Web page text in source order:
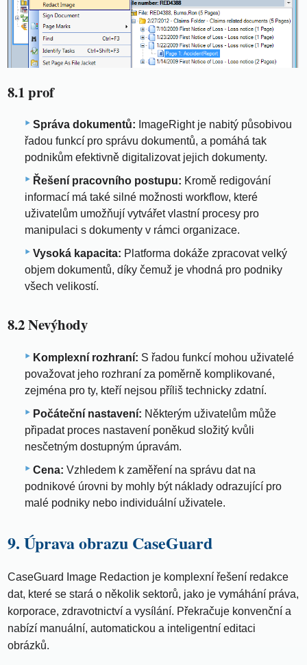
8.1 prof
Správa dokumentů: ImageRight je nabitý působivou
řadou funkcí pro správu dokumentů, a pomáhá tak
podnikům efektivně digitalizovat jejich dokumenty.
Řešení pracovního postupu: Kromě redigování
informací má také silné možnosti workflow, které
uživatelům umožňují vytvářet vlastní procesy pro
manipulaci s dokumenty v rámci organizace.
Vysoká kapacita: Platforma dokáže zpracovat velký
objem dokumentů, díky čemuž je vhodná pro podniky
všech velikostí.
8.2 Nevýhody
Komplexní rozhraní: S řadou funkcí mohou uživatelé
považovat jeho rozhraní za poměrně komplikované,
zejména pro ty, kteří nejsou příliš technicky zdatní.
Počáteční nastavení: Některým uživatelům může
připadat proces nastavení poněkud složitý kvůli
nesčetným dostupným úpravám.
Cena: Vzhledem k zaměření na správu dat na
podnikové úrovni by mohly být náklady odrazující pro
malé podniky nebo individuální uživatele.
9. Úprava obrazu CaseGuard
CaseGuard Image Redaction je komplexní řešení redakce
dat, které se stará o několik sektorů, jako je vymáhání práva,
korporace, zdravotnictví a vysílání. Překračuje konvenční a
nabízí manuální, automatickou a inteligentní editaci
obrázků.